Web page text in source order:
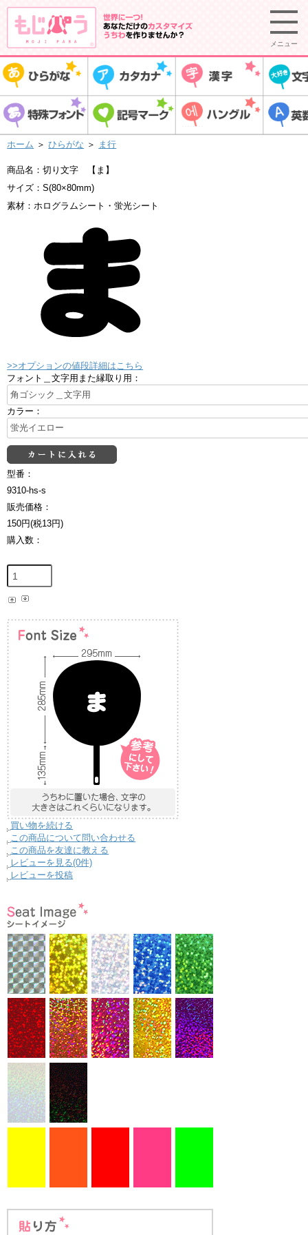
メニュー
ホーム ＞ ひらがな ＞ ま行
商品名：切り文字 【ま】
サイズ：S(80×80mm)
素材：ホログラムシート・蛍光シート
>>オプションの値段詳細はこちら
フォント＿文字用また縁取り用：
カラー：
型番：
9310-hs-s
販売価格：
150円(税13円)
購入数：
買い物を続ける
この商品について問い合わせる
この商品を友達に教える
レビューを見る(0件)
レビューを投稿